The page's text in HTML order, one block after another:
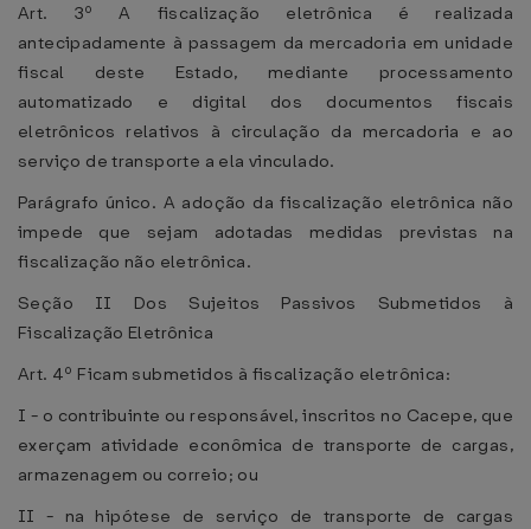
Art. 3º A fiscalização eletrônica é realizada
antecipadamente à passagem da mercadoria em unidade
fiscal deste Estado, mediante processamento
automatizado e digital dos documentos fiscais
eletrônicos relativos à circulação da mercadoria e ao
serviço de transporte a ela vinculado.
Parágrafo único. A adoção da fiscalização eletrônica não
impede que sejam adotadas medidas previstas na
fiscalização não eletrônica.
Seção II Dos Sujeitos Passivos Submetidos à
Fiscalização Eletrônica
Art. 4º Ficam submetidos à fiscalização eletrônica:
I - o contribuinte ou responsável, inscritos no Cacepe, que
exerçam atividade econômica de transporte de cargas,
armazenagem ou correio; ou
II - na hipótese de serviço de transporte de cargas